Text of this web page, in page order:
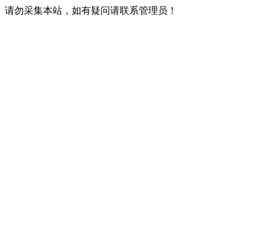
请勿采集本站，如有疑问请联系管理员！